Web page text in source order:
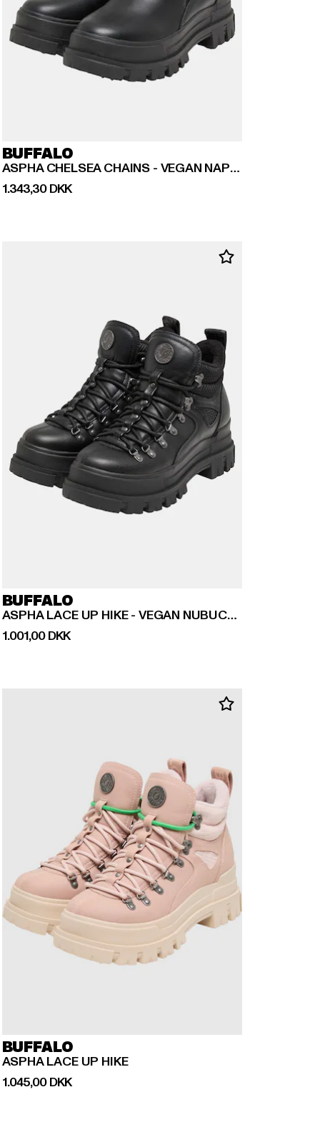
BUFFALO
ASPHA CHELSEA CHAINS - VEGAN NAPPA
1.343,30 DKK
Nuværende pris: 1.343,30 DKK
BUFFALO
ASPHA LACE UP HIKE - VEGAN NUBUCK/MESH
1.001,00 DKK
Nuværende pris: 1.001,00 DKK
BUFFALO
ASPHA LACE UP HIKE
1.045,00 DKK
Nuværende pris: 1.045,00 DKK